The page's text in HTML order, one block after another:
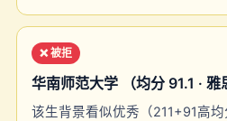
❌ 被拒
华南师范大学 （均分 91.1 · 雅
该生背景看似优秀（211+91高